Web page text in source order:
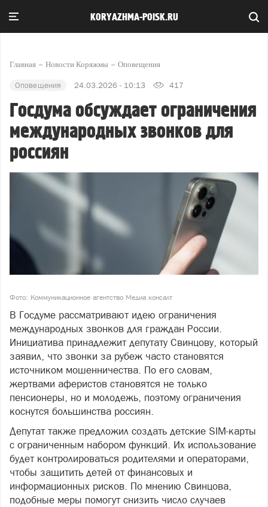
KORYAZHMA-POISK.RU
Главная Новости Коряжмы Оповещения
Оповещения 24.03.2026 - 10:13 417
Госдума обсуждает ограничения
международных звонков для
россиян
Фото: Коммуникационное агентство Медиа консалт
В Госдуме рассматривают идею ограничения
международных звонков для граждан России.
Инициатива принадлежит депутату Свинцову, который
заявил, что звонки за рубеж часто становятся
источником мошенничества. По его словам,
жертвами аферистов становятся не только
пенсионеры, но и молодежь, поэтому ограничения
коснутся большинства россиян.
Депутат также предложил создать детские SIM-карты
с ограниченным набором функций. Их использование
будет контролироваться родителями и операторами,
чтобы защитить детей от финансовых и
информационных рисков. По мнению Свинцова,
подобные меры помогут снизить число случаев